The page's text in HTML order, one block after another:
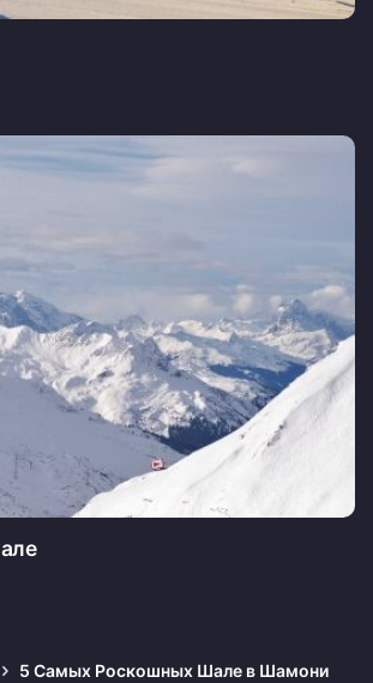
5 Самых Роскошных Шале в Шамони